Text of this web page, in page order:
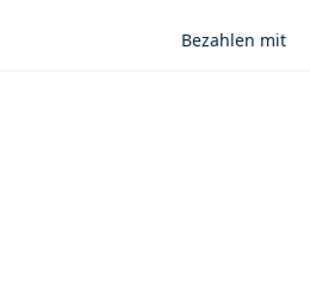
Bezahlen mit